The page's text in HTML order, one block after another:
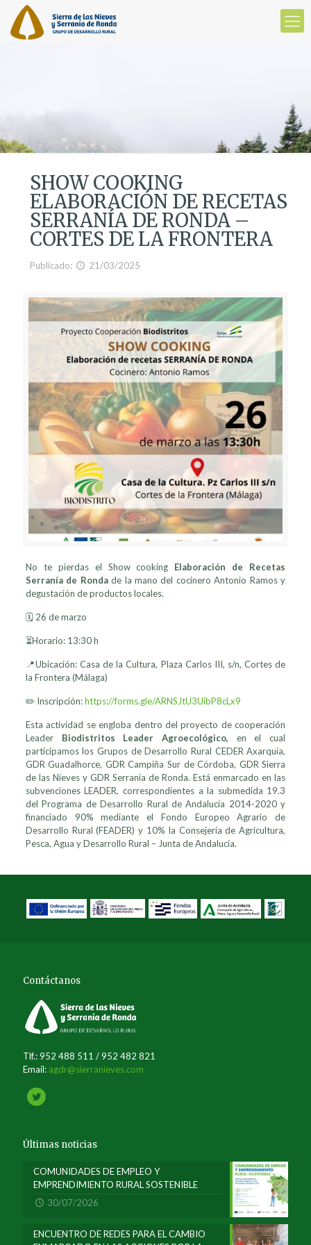
SHOW COOKING
ELABORACIÓN DE RECETAS
SERRANÍA DE RONDA –
CORTES DE LA FRONTERA
Publicado: 21/03/2025
No te pierdas el Show cooking Elaboración de Recetas
Serranía de Rondade la mano del cocinero Antonio Ramos y
degustación de productos locales.
🗓️ 26 de marzo
⏳Horario: 13:30 h
📍Ubicación: Casa de la Cultura, Plaza Carlos III, s/n, Cortes de
la Frontera (Málaga)
✏️ Inscripción:https://forms.gle/ARNSJtU3UibP8cLx9
Esta actividad se engloba dentro del proyecto de cooperación
Leader Biodistritos Leader Agroecológico, en el cual
participamos los Grupos de Desarrollo Rural CEDER Axarquía,
GDR Guadalhorce, GDR Campiña Sur de Córdoba, GDR Sierra
de las Nieves y GDR Serranía de Ronda. Está enmarcado en las
subvenciones LEADER, correspondientes a la submedida 19.3
del Programa de Desarrollo Rural de Andalucía 2014-2020 y
financiado 90% mediante el Fondo Europeo Agrario de
Desarrollo Rural (FEADER) y 10% la Consejería de Agricultura,
Pesca, Agua y Desarrollo Rural – Junta de Andalucía.
Contáctanos
Tlf.: 952 488 511 / 952 482 821
Email: agdr@sierranieves.com
Últimas noticias
COMUNIDADES DE EMPLEO Y
EMPRENDIMIENTO RURAL SOSTENIBLE
30/07/2026
ENCUENTRO DE REDES PARA EL CAMBIO